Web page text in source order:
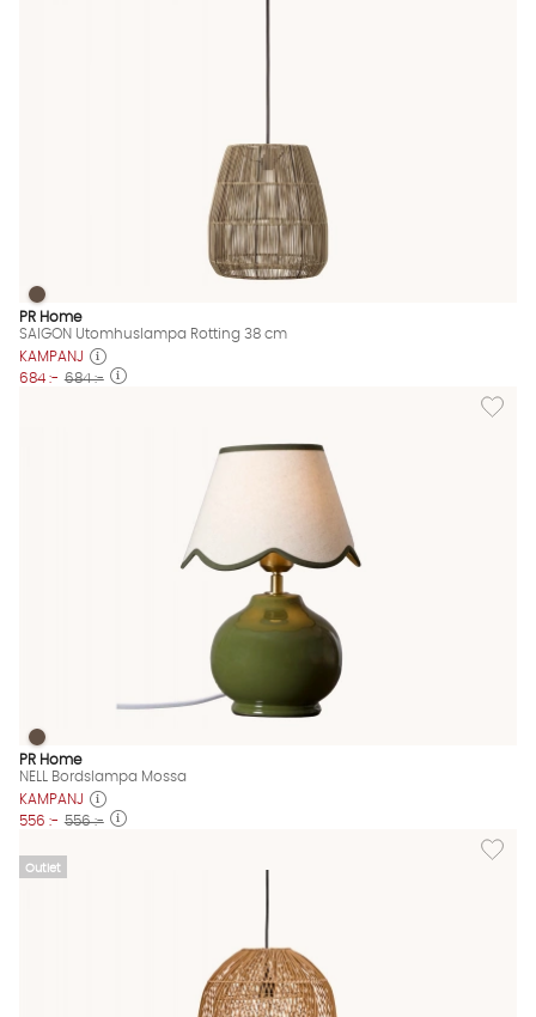
SAIGON Utomhuslampa Rotting 38 cm Finns även i dessa
SAIGON Utomhuslampa Rotting 38 cm
PR Home
SAIGON Utomhuslampa Rotting 38 cm
KAMPANJ
684 :- 684 :-
Lägg
NELL Bordslampa Mossa Finns även i dessa färger:
NELL Bordslampa Mossa
PR Home
NELL Bordslampa Mossa
KAMPANJ
556 :- 556 :-
Outlet
Lägg